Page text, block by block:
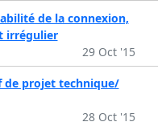
de la connexion,
irrégulier
29 Oct '15
de projet technique/
28 Oct '15